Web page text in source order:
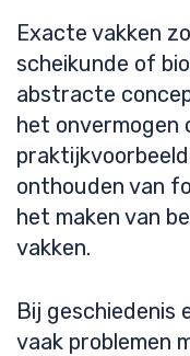
Exacte vakken
scheikunde of
abstracte
het onvermogen
onthouden van
het maken van
vakken.
Bij geschiedenis
vaak problemen